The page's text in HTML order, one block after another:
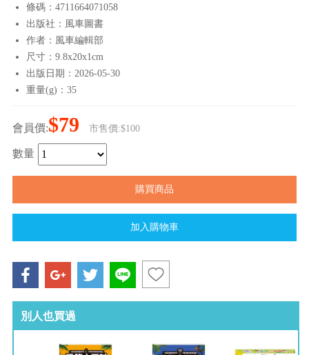
條碼：4711664071058
出版社：風車圖書
作者：風車編輯部
尺寸：9.8x20x1cm
出版日期：2026-05-30
重量(g)：35
會員價:$79 市售價:$100
數量
別人也買過